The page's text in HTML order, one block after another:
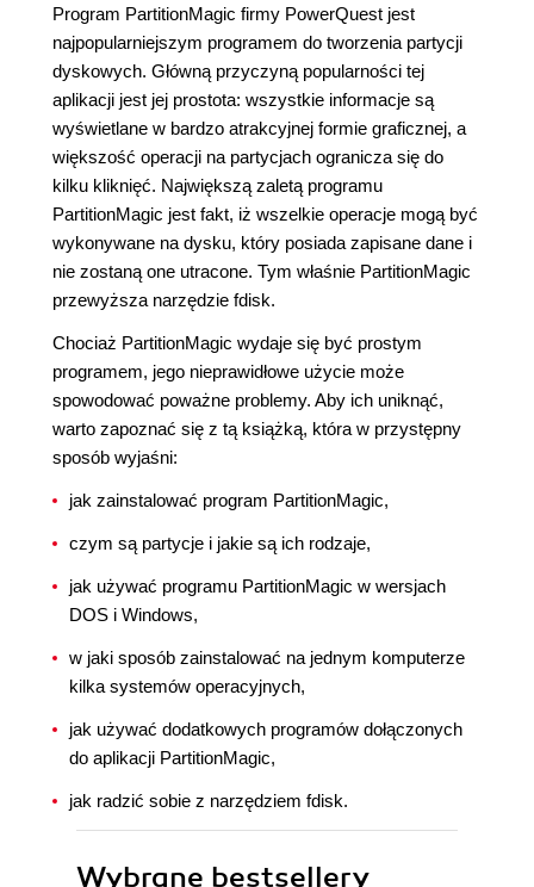
Program PartitionMagic firmy PowerQuest jest
najpopularniejszym programem do tworzenia partycji
dyskowych. Główną przyczyną popularności tej
aplikacji jest jej prostota: wszystkie informacje są
wyświetlane w bardzo atrakcyjnej formie graficznej, a
większość operacji na partycjach ogranicza się do
kilku kliknięć. Największą zaletą programu
PartitionMagic jest fakt, iż wszelkie operacje mogą być
wykonywane na dysku, który posiada zapisane dane i
nie zostaną one utracone. Tym właśnie PartitionMagic
przewyższa narzędzie fdisk.
Chociaż PartitionMagic wydaje się być prostym
programem, jego nieprawidłowe użycie może
spowodować poważne problemy. Aby ich uniknąć,
warto zapoznać się z tą książką, która w przystępny
sposób wyjaśni:
jak zainstalować program PartitionMagic,
czym są partycje i jakie są ich rodzaje,
jak używać programu PartitionMagic w wersjach
DOS i Windows,
w jaki sposób zainstalować na jednym komputerze
kilka systemów operacyjnych,
jak używać dodatkowych programów dołączonych
do aplikacji PartitionMagic,
jak radzić sobie z narzędziem fdisk.
Wybrane bestsellery